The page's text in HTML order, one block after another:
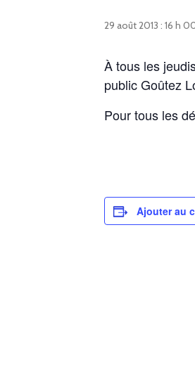
29 août 2013 : 16 h
À tous les
public Goûtez
Pour tous les
Ajouter au